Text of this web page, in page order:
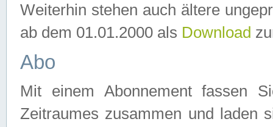
Weiterhin stehen auch ältere
ab dem 01.01.2000 als Download
Abo
Mit einem Abonnement fassen
Zeitraumes zusammen und laden